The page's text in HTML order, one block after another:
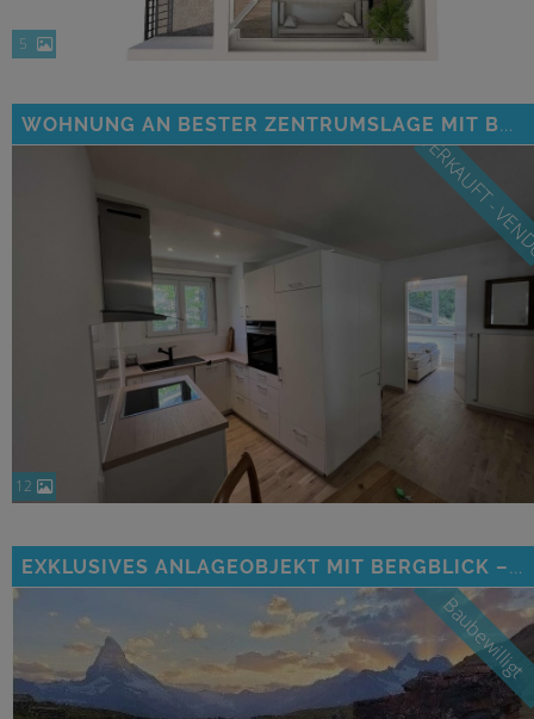
5
WOHNUNG AN BESTER ZENTRUMSLAGE MIT BERGBLICK
12
VERKAUFT -
EXKLUSIVES ANLAGEOBJEKT MIT BERGBLICK – MODERNES WOHNEN AUF HÖCHSTEM NIVEAU
Baubewilligt